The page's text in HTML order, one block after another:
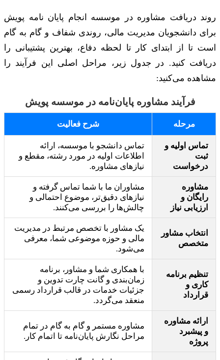
روند دریافت مشاوره در موسسه انجام پایان نامه پویش
برای دانشجویان مدیریت مالی، روندی شفاف و گام به گام
است تا از ابتدای کار تا لحظه دفاع، بهترین پشتیبانی را
دریافت کنید. در جدول زیر، مراحل اصلی این فرآیند را
مشاهده می‌کنید:
فرآیند مشاوره پایان‌نامه در موسسه پویش
مرحله شرح فعالیت
تماس اولیه و
ثبت
درخواست
تماس دانشجو با موسسه، ارائه
اطلاعات اولیه در مورد رشته، مقطع و
نیازهای مشاوره.
مشاوره
رایگان و
ارزیابی نیاز
مشاوران ما با شما تماس گرفته و
نیازهای دقیق‌تر، موضوع احتمالی و
چالش‌ها را بررسی می‌کنند.
انتخاب مشاور
متخصص
یک مشاور با تخصص مرتبط در مدیریت
مالی و حوزه موضوعی شما، معرفی
می‌شود.
تنظیم برنامه
کاری و
قرارداد
با همکاری شما و مشاور، برنامه
زمان‌بندی و گانت چارت تدوین و
جزئیات خدمات در قالب قرارداد رسمی
منعقد می‌گردد.
ارائه مشاوره
و پیشبرد
پروژه
مشاوره مستمر و گام به گام در تمام
مراحل نگارش پایان‌نامه تا اتمام کار.